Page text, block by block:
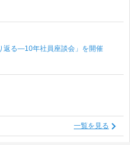
返る―10年社員座談会」を開催
一覧を見る